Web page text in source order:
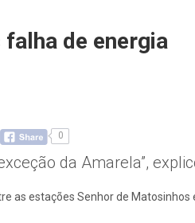
de energia
0
da Amarela”,
estações Senhor de